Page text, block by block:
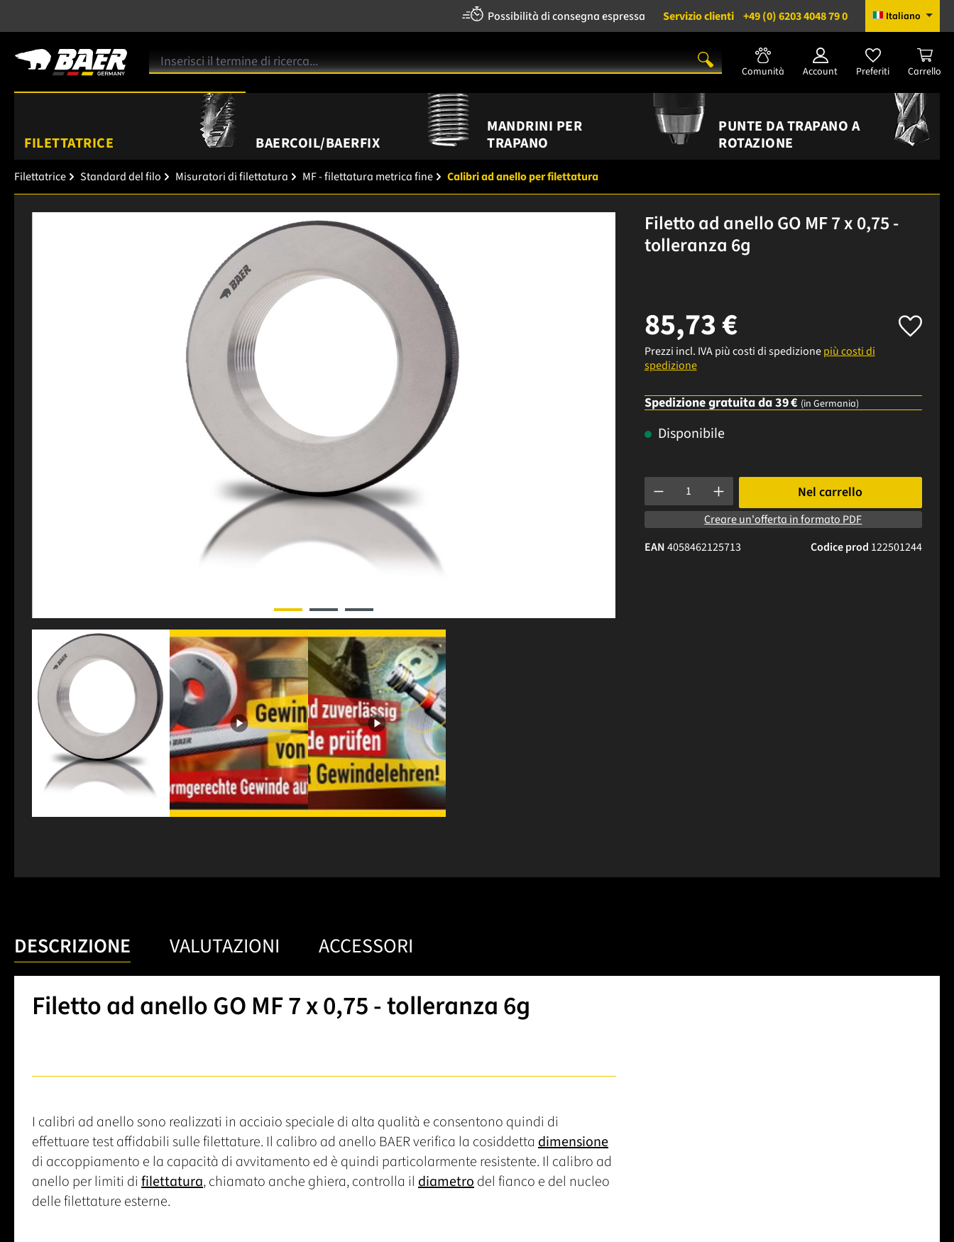
Possibilità di consegna espressa Servizio clienti +49 (0) 6203 4048 79 0 Italiano
Comunità Account Preferiti Carrello
FILETTATRICE BAERCOIL/BAERFIX
MANDRINI PER
TRAPANO
PUNTE DA TRAPANO A
ROTAZIONE
Filettatrice Standard del filo Misuratori di filettatura MF - filettatura metrica fine Calibri ad anello per filettatura
Filetto ad anello GO MF 7 x 0,75 -
tolleranza 6g
85,73 €
Prezzi incl. IVA più costi di spedizionepiù costi di
spedizione
Spedizione gratuita da 39 € (in Germania)
Disponibile
Quantità del prodotto: inserisci la quantità desiderata o usa i
Nel carrello
Creare un'offerta in formato PDF
Codice prod 122501244
EAN4058462125713
DESCRIZIONE VALUTAZIONI ACCESSORI
Filetto ad anello GO MF 7 x 0,75 - tolleranza 6g
I calibri ad anello sono realizzati in acciaio speciale di alta qualità e consentono quindi di
effettuare test affidabili sulle filettature. Il calibro ad anello BAER verifica la cosiddetta dimensione
di accoppiamento e la capacità di avvitamento ed è quindi particolarmente resistente. Il calibro ad
anello per limiti di filettatura, chiamato anche ghiera, controlla il diametrodel fianco e del nucleo
delle filettature esterne.